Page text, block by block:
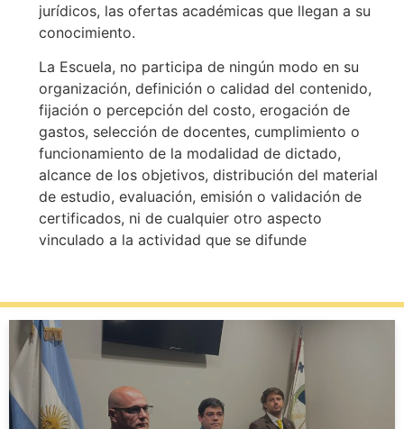
jurídicos, las ofertas académicas que llegan a su
conocimiento.
La Escuela, no participa de ningún modo en su
organización, definición o calidad del contenido,
fijación o percepción del costo, erogación de
gastos, selección de docentes, cumplimiento o
funcionamiento de la modalidad de dictado,
alcance de los objetivos, distribución del material
de estudio, evaluación, emisión o validación de
certificados, ni de cualquier otro aspecto
vinculado a la actividad que se difunde